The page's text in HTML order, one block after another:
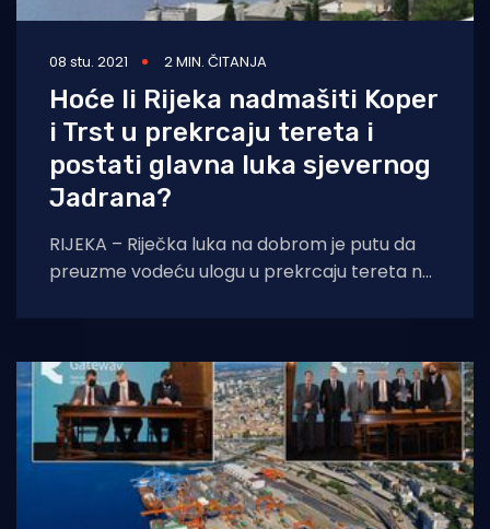
08 stu. 2021 2 MIN. ČITANJA
Hoće li Rijeka nadmašiti Koper
i Trst u prekrcaju tereta i
postati glavna luka sjevernog
Jadrana?
RIJEKA – Riječka luka na dobrom je putu da
preuzme vodeću ulogu u prekrcaju tereta na